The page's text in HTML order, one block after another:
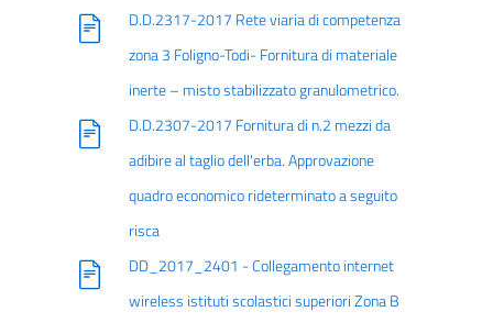
D.D.2317-2017 Rete viaria di competenza
zona 3 Foligno-Todi- Fornitura di materiale
inerte – misto stabilizzato granulometrico.
D.D.2307-2017 Fornitura di n.2 mezzi da
adibire al taglio dell'erba. Approvazione
quadro economico rideterminato a seguito
risca
DD_2017_2401 - Collegamento internet
wireless istituti scolastici superiori Zona B